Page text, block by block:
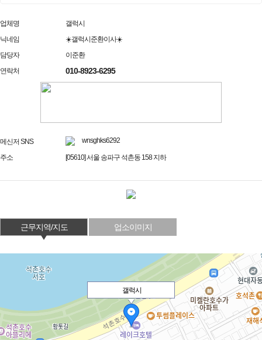
업체명
갤럭시
닉네임
☀️갤럭시준환이사☀️
담당자
이준환
연락처
010-8923-6295
메신저 SNS wnsghks6292
주소 [05610] 서울 송파구 석촌동 158 지하
근무지역/지도 업소이미지
갤럭시